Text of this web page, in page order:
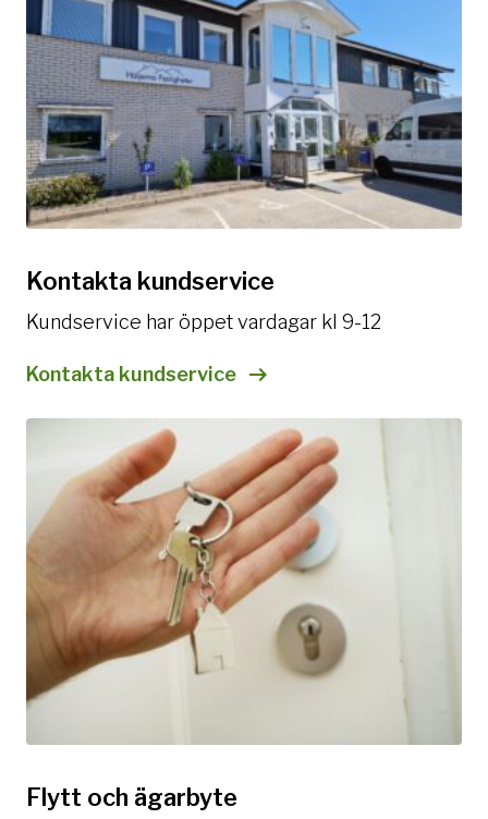
Kontakta kundservice
Kundservice har öppet vardagar kl 9-12
Kontakta kundservice
Flytt och ägarbyte